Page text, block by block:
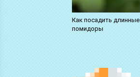
Как посадить длинные
помидоры